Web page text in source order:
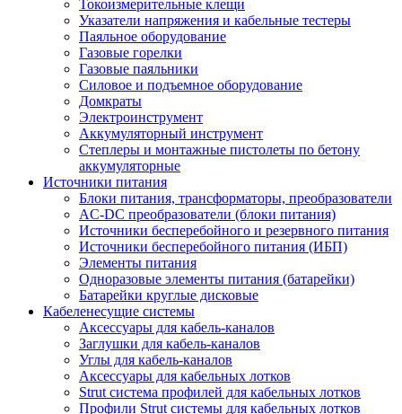
Токоизмерительные клещи
Указатели напряжения и кабельные тестеры
Паяльное оборудование
Газовые горелки
Газовые паяльники
Силовое и подъемное оборудование
Домкраты
Электроинструмент
Аккумуляторный инструмент
Степлеры и монтажные пистолеты по бетону
аккумуляторные
Источники питания
Блоки питания, трансформаторы, преобразователи
AC-DC преобразователи (блоки питания)
Источники бесперебойного и резервного питания
Источники бесперебойного питания (ИБП)
Элементы питания
Одноразовые элементы питания (батарейки)
Батарейки круглые дисковые
Кабеленесущие системы
Аксессуары для кабель-каналов
Заглушки для кабель-каналов
Углы для кабель-каналов
Аксессуары для кабельных лотков
Strut система профилей для кабельных лотков
Профили Strut системы для кабельных лотков